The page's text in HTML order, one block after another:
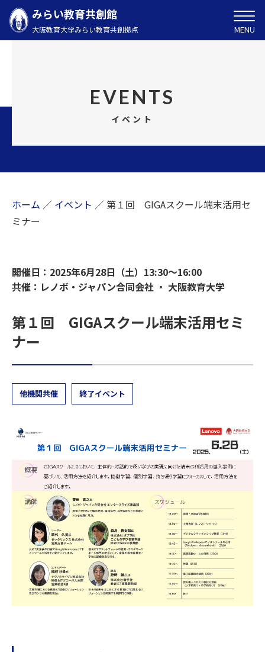
みらい教育共創館
大阪教育大学みらい教育共創拠点 MENU
EVENTS
イベント
ホーム ／ イベント ／第１回 GIGAスクール端末活用セ
ミナー
開催日：2025年6月28日（土）13:30～16:00
共催：レノボ・ジャパン合同会社 ・ 大阪教育大学
第１回 GIGAスクール端末活用セミ
ナー
他機関共催 終了イベント